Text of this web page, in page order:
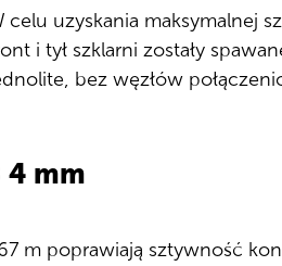
celu uzyskania maksymalnej
i tył szklarni zostały
bez węzłów
4 mm
m poprawiają sztywność